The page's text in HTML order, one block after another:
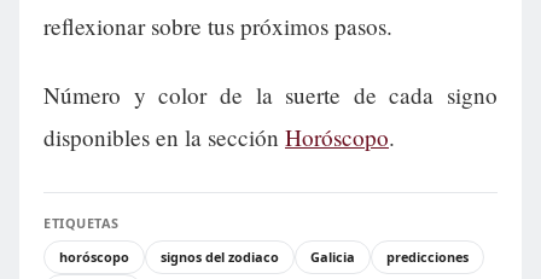
reflexionar sobre tus próximos pasos.
Número y color de la suerte de cada signo
disponibles en la sección Horóscopo.
ETIQUETAS
horóscopo
signos del zodiaco Galicia
predicciones